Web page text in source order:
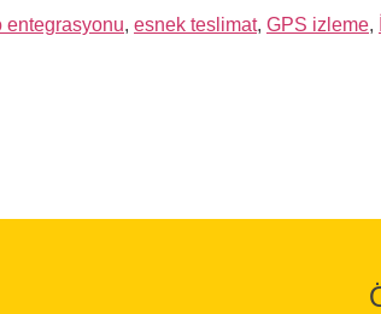
entegrasyonu, esnek teslimat, GPS izleme,